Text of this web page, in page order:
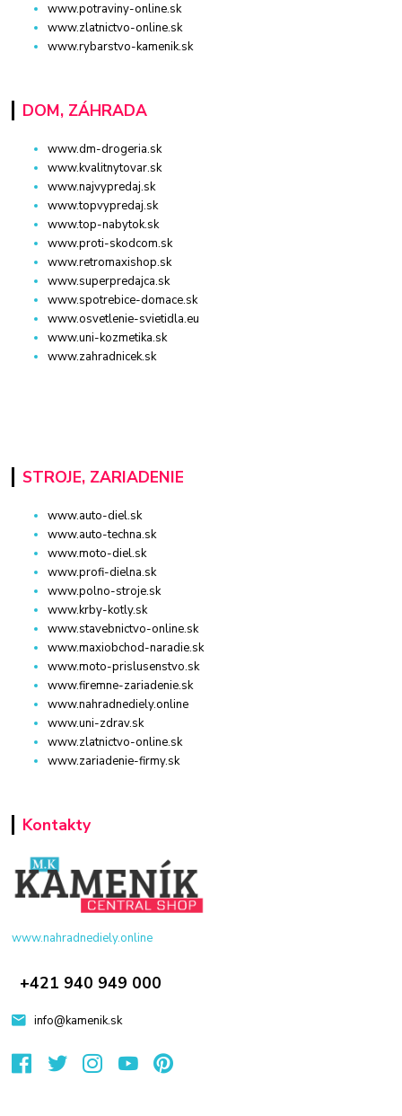
www.potraviny-online.sk
www.zlatnictvo-online.sk
www.rybarstvo-kamenik.sk
DOM, ZÁHRADA
www.dm-drogeria.sk
www.kvalitnytovar.sk
www.najvypredaj.sk
www.topvypredaj.sk
www.top-nabytok.sk
www.proti-skodcom.sk
www.retromaxishop.sk
www.superpredajca.sk
www.spotrebice-domace.sk
www.osvetlenie-svietidla.eu
www.uni-kozmetika.sk
www.zahradnicek.sk
STROJE, ZARIADENIE
www.auto-diel.sk
www.auto-techna.sk
www.moto-diel.sk
www.profi-dielna.sk
www.polno-stroje.sk
www.krby-kotly.sk
www.stavebnictvo-online.sk
www.maxiobchod-naradie.sk
www.moto-prislusenstvo.sk
www.firemne-zariadenie.sk
www.nahradnediely.online
www.uni-zdrav.sk
www.zlatnictvo-online.sk
www.zariadenie-firmy.sk
Kontakty
www.nahradnediely.online
+421 940 949 000
info@kamenik.sk